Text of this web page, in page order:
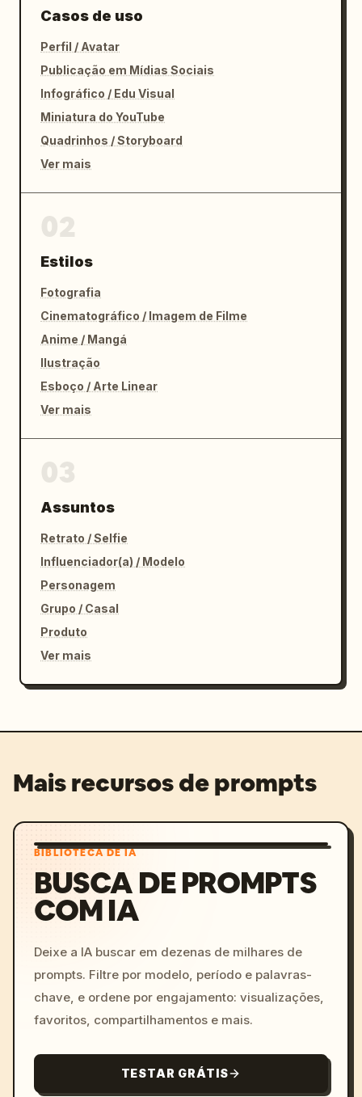
Casos de uso
Perfil / Avatar
Publicação em Mídias Sociais
Infográfico / Edu Visual
Miniatura do YouTube
Quadrinhos / Storyboard
Ver mais
Estilos
Fotografia
Cinematográfico / Imagem de Filme
Anime / Mangá
Ilustração
Esboço / Arte Linear
Ver mais
Assuntos
Retrato / Selfie
Influenciador(a) / Modelo
Personagem
Grupo / Casal
Produto
Ver mais
Mais recursos de prompts
BIBLIOTECA DE IA
BUSCA DE PROMPTS
COM IA
Deixe a IA buscar em dezenas de milhares de
prompts. Filtre por modelo, período e palavras-
chave, e ordene por engajamento: visualizações,
favoritos, compartilhamentos e mais.
TESTAR GRÁTIS